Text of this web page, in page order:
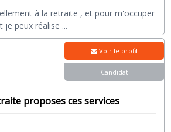
à la retraite , et pour m'occuper
je peux réalise ...
proposes ces services
Voir le profil
Candidat